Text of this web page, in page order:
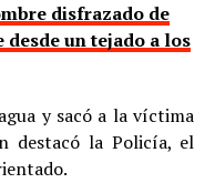
disfrazado de
desde un tejado a los
y sacó a la víctima
destacó la Policía, el